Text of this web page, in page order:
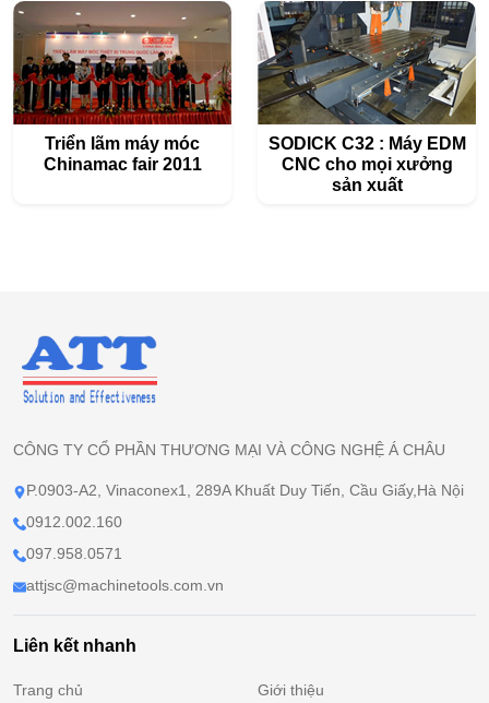
Triển lãm máy móc
Chinamac fair 2011
SODICK C32 : Máy EDM
CNC cho mọi xưởng
sản xuất
CÔNG TY CỔ PHẦN THƯƠNG MẠI VÀ CÔNG NGHỆ Á CHÂU
P.0903-A2, Vinaconex1, 289A Khuất Duy Tiến, Cầu Giấy,Hà Nội
0912.002.160
097.958.0571
attjsc@machinetools.com.vn
Liên kết nhanh
Trang chủ
Giới thiệu